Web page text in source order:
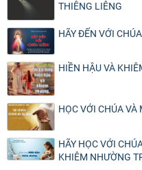
THIÊNG LIÊNG
HÃY ĐẾN VỚI
HIỀN HẬU VÀ
HỌC VỚI CHÚA VÀ
HÃY HỌC VỚI
KHIÊM NHƯỜNG